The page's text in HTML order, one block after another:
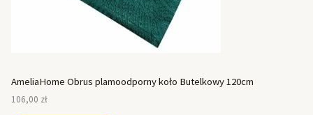
AmeliaHome Obrus plamoodporny koło Butelkowy 120cm
106,00 zł